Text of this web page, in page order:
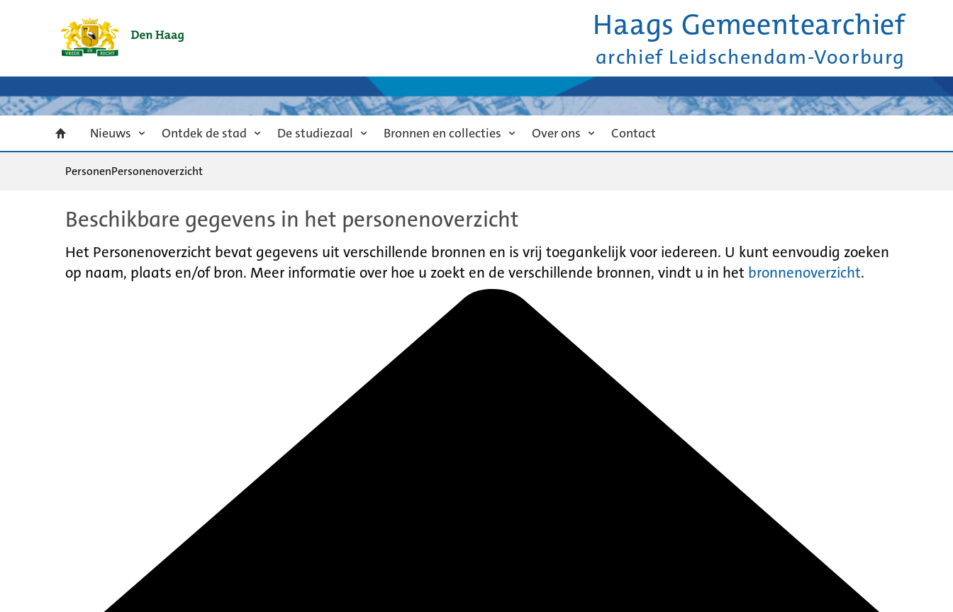
Haags Gemeentearchief
archief Leidschendam-Voorburg
Nieuws Ontdek de stad De studiezaal Bronnen en collecties Over ons Contact
PersonenPersonenoverzicht
Beschikbare gegevens in het personenoverzicht
Het Personenoverzicht bevat gegevens uit verschillende bronnen en is vrij toegankelijk voor iedereen. U kunt eenvoudig zoeken
op naam, plaats en/of bron. Meer informatie over hoe u zoekt en de verschillende bronnen, vindt u in het bronnenoverzicht.